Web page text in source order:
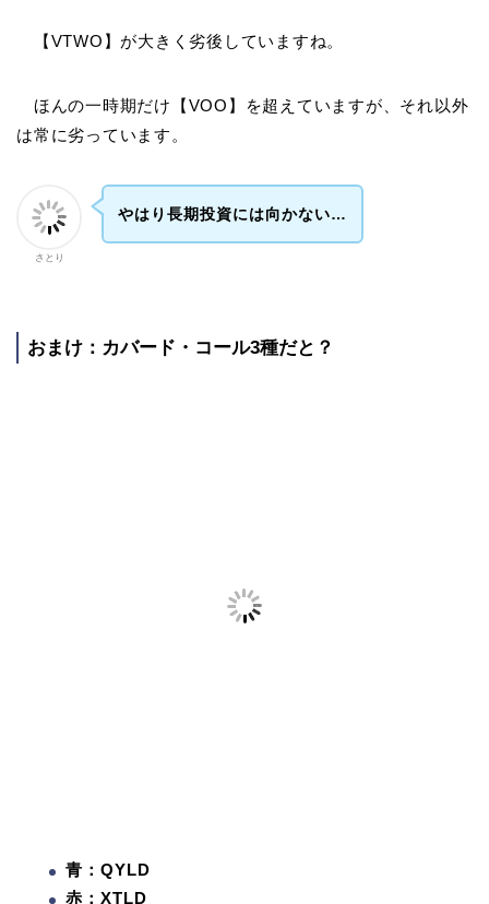
【VTWO】が大きく劣後していますね。
ほんの一時期だけ【VOO】を超えていますが、それ以外
は常に劣っています。
さとり
やはり長期投資には向かない…
おまけ：カバード・コール3種だと？
青：QYLD
赤：XTLD